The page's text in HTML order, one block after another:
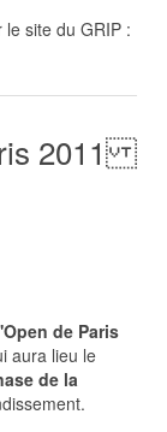
site du GRIP :
2011
de Paris
aura lieu le
de la